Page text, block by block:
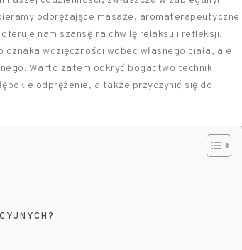
odprężające masaże, aromaterapeutyczne
nam szansę na chwilę relaksu i refleksji.
wdzięczności wobec własnego ciała, ale
Warto zatem odkryć bogactwo technik
odprężenie, a także przyczynić się do